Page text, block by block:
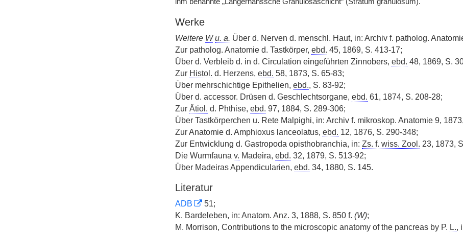
Werke
Weitere W u. a. Über d. Nerven d. menschl. Haut, in: Archiv f. patholog.
Zur patholog. Anatomie d. Tastkörper, ebd. 45, 1869, S. 413-17;
Über d. Verbleib d. in d. Circulation eingeführten Zinnobers, ebd. 48, 1869, S.
Zur Histol. d. Herzens, ebd. 58, 1873, S. 65-83;
Über mehrschichtige Epithelien, ebd., S. 83-92;
Über d. accessor. Drüsen d. Geschlechtsorgane, ebd. 61, 1874, S. 208-28;
Zur Ätiol. d. Phthise, ebd. 97, 1884, S. 289-306;
Über Tastkörperchen u. Rete Malpighi, in: Archiv f. mikroskop. Anatomie 9,
Zur Anatomie d. Amphioxus lanceolatus, ebd. 12, 1876, S. 290-348;
Zur Entwicklung d. Gastropoda opisthobranchia, in: Zs. f. wiss. Zool. 23, 1873,
Die Wurmfauna v. Madeira, ebd. 32, 1879, S. 513-92;
Über Madeiras Appendicularien, ebd. 34, 1880, S. 145.
Literatur
ADB
51;
K. Bardeleben, in: Anatom. Anz. 3, 1888, S. 850 f. (W);
M. Morrison, Contributions to the microscopic anatomy of the pancreas by P. L.,